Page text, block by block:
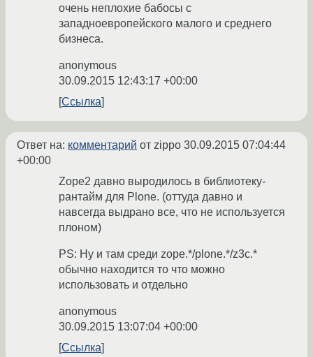
очень неплохие бабосы с
западноевропейского малого и среднего
бизнеса.
anonymous
30.09.2015 12:43:17 +00:00
Ссылка
Ответ на: комментарий от zippo 30.09.2015 07:04:44
+00:00
Zope2 давно выродилось в библиотеку-
рантайм для Plone. (оттуда давно и
навсегда выдрано все, что не используется
плоном)
PS: Ну и там среди zope.*/plone.*/z3c.*
обычно находится то что можно
использовать и отдельно
anonymous
30.09.2015 13:07:04 +00:00
Ссылка